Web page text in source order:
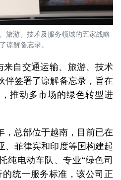
旅游、技术及服务领域的五家战略
谅解备忘录。
自交通运输、旅游、技术
伴签署了谅解备忘录，旨在
推动多市场的绿色转型进
，总部位于越南，目前已在
、菲律宾和印度等国构建起
纯电动车队、专业“绿色司
统一服务标准，该公司正